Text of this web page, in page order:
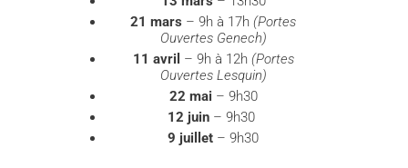
21 mars – 9h à 17h (Portes
Ouvertes Genech)
11 avril – 9h à 12h (Portes
Ouvertes Lesquin)
22 mai – 9h30
12 juin – 9h30
9 juillet – 9h30